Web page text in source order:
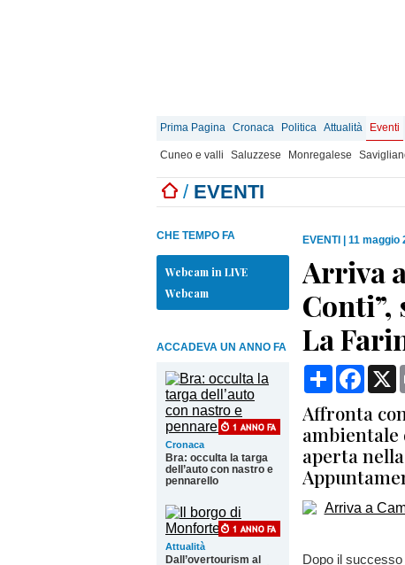
Prima Pagina Cronaca Politica Attualità Eventi
Cuneo e valli Saluzzese Monregalese
/ EVENTI
CHE TEMPO FA
Webcam in LIVE
Webcam
ACCADEVA UN ANNO FA
Cronaca
Bra: occulta la targa
dell’auto con nastro e
pennarello
Attualità
Dall’overtourism al
EVENTI 11 maggio
Arriva
Conti”,
La
Condividi X
Affronta
ambientale
aperta
Dopo il